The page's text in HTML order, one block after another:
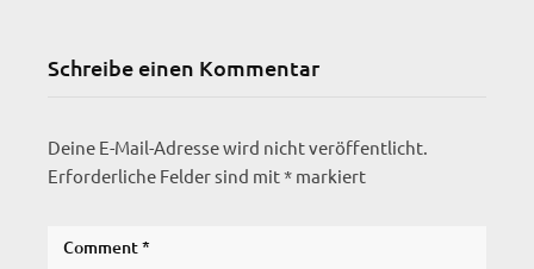
Schreibe einen Kommentar
Deine E-Mail-Adresse wird nicht veröffentlicht.
Erforderliche Felder sind mit* markiert